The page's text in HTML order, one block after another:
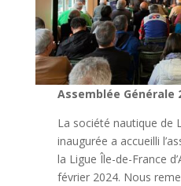
Assemblée Générale
La société nautique de
inaugurée a accueilli
la Ligue Île-de-France
février 2024. Nous